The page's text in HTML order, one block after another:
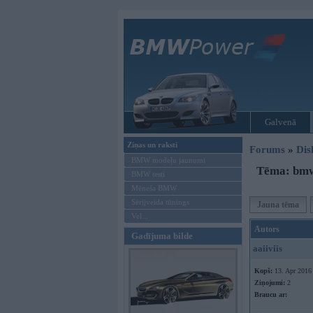
Galvenā
Ziņas un raksti
BMW modeļu jaunumi
BMW testi
Mēneša BMW
Sērijveida tūnings
Vel...
Gadījuma bilde
Forums »
Tēma:
Jauna tēma
Autors
aaiiviis
Kopš: 13. Apr 2016
Ziņojumi: 2
Braucu ar: